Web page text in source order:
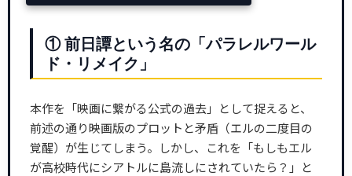
① 前日譚という名の「パラレルワール
ド・リメイク」
本作を「映画に繋がる公式の過去」として捉えると、
前述の通り映画版のプロットと矛盾（エルの二度目の
覚醒）が生じてしまう。しかし、これを「もしもエル
が高校時代にシアトルに島流しにされていたら？」と